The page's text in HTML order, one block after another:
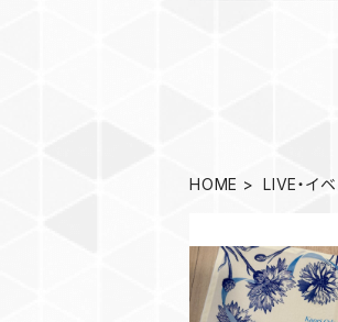
HOME LIVE・イ